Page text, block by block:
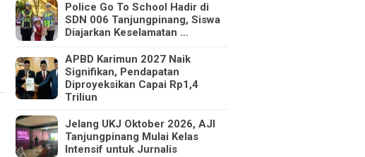
Police Go To School Hadir di
SDN 006 Tanjungpinang, Siswa
Diajarkan Keselamatan …
APBD Karimun 2027 Naik
Signifikan, Pendapatan
Diproyeksikan Capai Rp1,4
Triliun
Jelang UKJ Oktober 2026, AJI
Tanjungpinang Mulai Kelas
Intensif untuk Jurnalis